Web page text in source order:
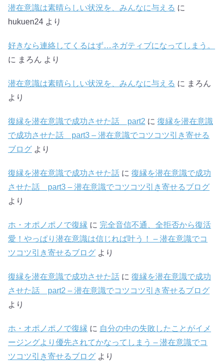
潜在意識は素晴らしい状況を、みんなに与える に
hukuen24 より
好きなら連絡してくるはず…ネガティブになってしまう。
に まろん より
潜在意識は素晴らしい状況を、みんなに与える に まろん
より
復縁を潜在意識で成功させた話 part2 に 復縁を潜在意識
で成功させた話 part3 – 潜在意識でコツコツ引き寄せる
ブログ より
復縁を潜在意識で成功させた話 に 復縁を潜在意識で成功
させた話 part3 – 潜在意識でコツコツ引き寄せるブログ
より
ホ・オポノポノで復縁 に 完全音信不通、全拒否から復活
愛！やっぱり潜在意識は信じれば叶う！ – 潜在意識でコ
ツコツ引き寄せるブログ より
復縁を潜在意識で成功させた話 に 復縁を潜在意識で成功
させた話 part2 – 潜在意識でコツコツ引き寄せるブログ
より
ホ・オポノポノで復縁 に 自分の中の失敗したことがイメ
ージングより優先されてかなってしまう – 潜在意識でコ
ツコツ引き寄せるブログ より